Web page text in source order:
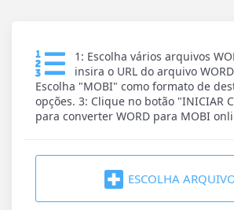
1: Escolha vários arquivos
insira o URL do arquivo
Escolha "MOBI" como formato de
opções. 3: Clique no botão "INICIAR
para converter WORD para MOBI
ESCOLHA